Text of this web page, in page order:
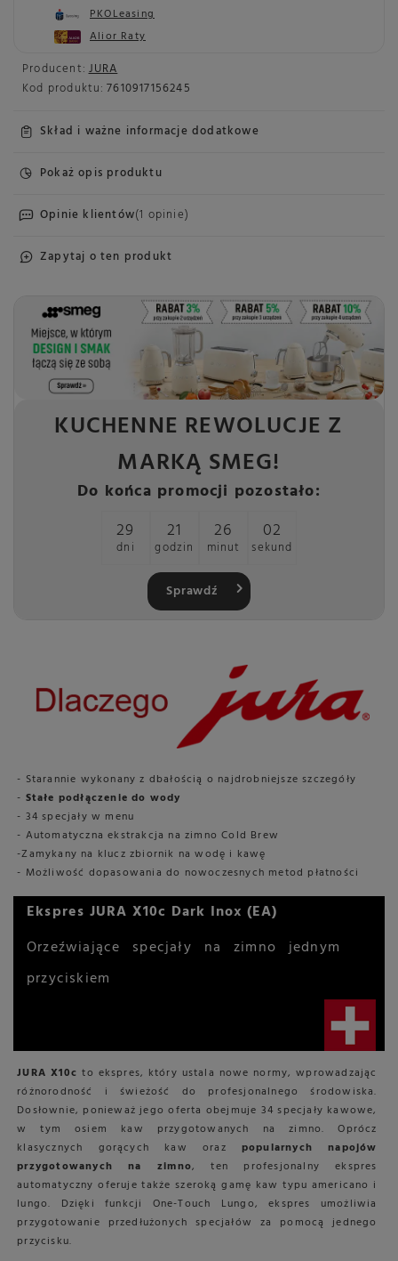
Producent: JURA
Kod produktu: 7610917156245
Skład i ważne informacje dodatkowe
Pokaż opis produktu
Opinie klientów(1 opinie)
Zapytaj o ten produkt
PKOLeasing
Alior Raty
KUCHENNE REWOLUCJE Z
MARKĄ SMEG!
Do końca promocji pozostało:
29
dni
21
godzin
26
minut
01
sekund
Sprawdź
- Starannie wykonany z dbałością o najdrobniejsze szczegóły
- Stałe podłączenie do wody
- 34 specjały w menu
- Automatyczna ekstrakcja na zimno Cold Brew
-Zamykany na klucz zbiornik na wodę i kawę
- Możliwość dopasowania do nowoczesnych metod płatności
Ekspres JURA X10c Dark Inox (EA)
Orzeźwiające specjały na zimno jednym
przyciskiem
JURA X10c to ekspres, który ustala nowe normy, wprowadzając
różnorodność i świeżość do profesjonalnego środowiska.
Dosłownie, ponieważ jego oferta obejmuje 34 specjały kawowe,
w tym osiem kaw przygotowanych na zimno. Oprócz
klasycznych gorących kaw oraz popularnych napojów
przygotowanych na zimno, ten profesjonalny ekspres
automatyczny oferuje także szeroką gamę kaw typu americano i
lungo. Dzięki funkcji One-Touch Lungo, ekspres umożliwia
przygotowanie przedłużonych specjałów za pomocą jednego
przycisku.